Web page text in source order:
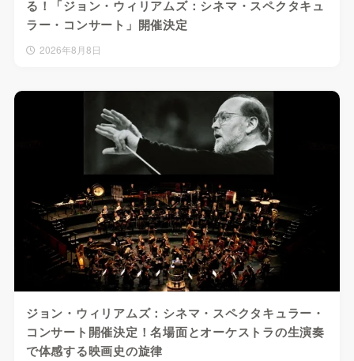
る！「ジョン・ウィリアムズ：シネマ・スペクタキュ
ラー・コンサート」開催決定
2026年8月8日
ジョン・ウィリアムズ：シネマ・スペクタキュラー・
コンサート開催決定！名場面とオーケストラの生演奏
で体感する映画史の旋律